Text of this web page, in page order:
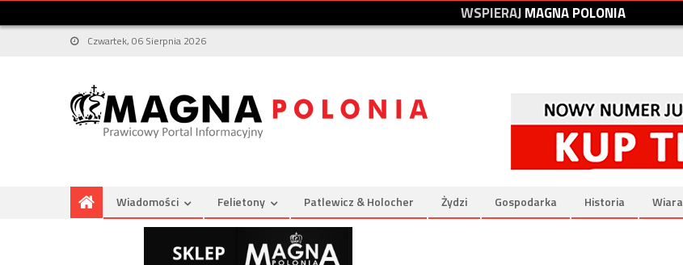
WSPIERAJMAGNAPOLONIA
Czwartek, 06 Sierpnia 2026
Wiadomości Felietony Patlewicz & Holocher Żydzi Gospodarka Historia Wiara